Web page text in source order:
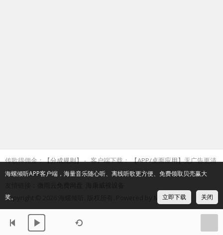
传歌得佣金：【分成规则】 客户端下载：【APP/桌面应用】无广告更清
爽
Copyright © 2026 海螺倾听. 版权所有. Powered by Myxf.
海螺倾听APP客户端，海量音乐随心听、离线听歌更方便、免费领取贝壳赢大
奖。 关闭
立即下载